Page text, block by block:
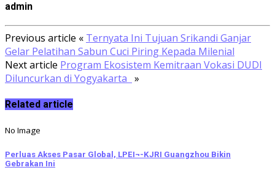
admin
Previous article « Ternyata Ini Tujuan Srikandi Ganjar
Gelar Pelatihan Sabun Cuci Piring Kepada Milenial
Next article Program Ekosistem Kemitraan Vokasi DUDI
Diluncurkan di Yogyakarta »
Related article
No Image
Perluas Akses Pasar Global, LPEI¬-KJRI Guangzhou Bikin
Gebrakan Ini